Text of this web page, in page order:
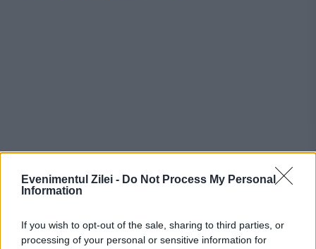
Evenimentul Zilei - Do Not Process My Personal
Information
If you wish to opt-out of the sale, sharing to third parties, or
processing of your personal or sensitive information for
Recomandările noastre